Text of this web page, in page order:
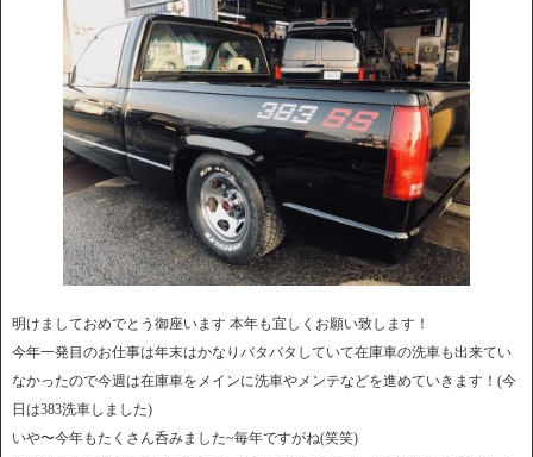
明けましておめでとう御座います 本年も宜しくお願い致します！
今年一発目のお仕事は年末はかなりバタバタしていて在庫車の洗車も出来てい
なかったので今週は在庫車をメインに洗車やメンテなどを進めていきます！(今
日は383洗車しました)
いや〜今年もたくさん呑みました~毎年ですがね(笑笑)